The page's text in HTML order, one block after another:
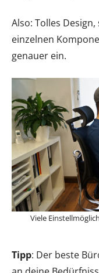
Also: Tolles
einzelnen
genauer ein.
Viele
Tipp: Der beste